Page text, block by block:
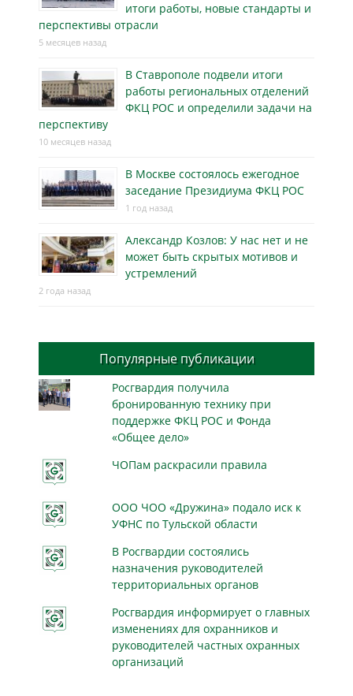
итоги работы, новые стандарты и
перспективы отрасли
5 месяцев назад
В Ставрополе подвели итоги
работы региональных отделений
ФКЦ РОС и определили задачи на
перспективу
10 месяцев назад
В Москве состоялось ежегодное
заседание Президиума ФКЦ РОС
1 год назад
Александр Козлов: У нас нет и не
может быть скрытых мотивов и
устремлений
2 года назад
Популярные публикации
Росгвардия получила
бронированную технику при
поддержке ФКЦ РОС и Фонда
«Общее дело»
ЧОПам раскрасили правила
ООО ЧОО «Дружина» подало иск к
УФНС по Тульской области
В Росгвардии состоялись
назначения руководителей
территориальных органов
Росгвардия информирует о главных
изменениях для охранников и
руководителей частных охранных
организаций